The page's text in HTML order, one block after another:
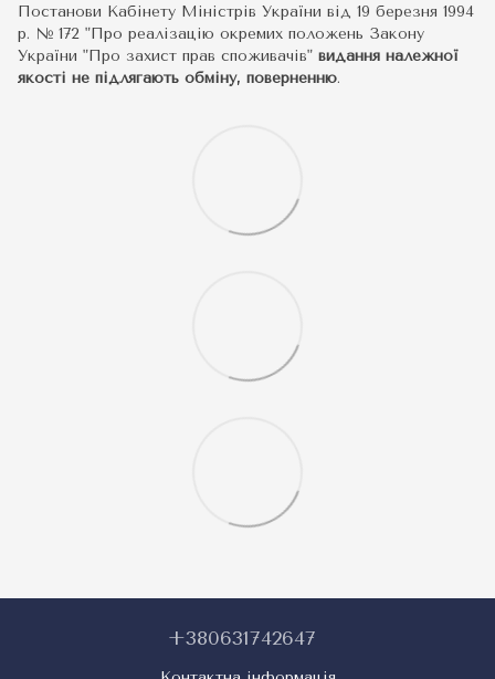
Постанови Кабінету Міністрів України від 19 березня 1994
р. № 172 "Про реалізацію окремих положень Закону
України "Про захист прав споживачів" видання належної
якості не підлягають обміну, поверненню.
+380631742647